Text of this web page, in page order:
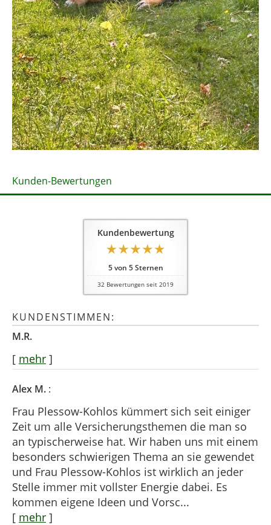
Kunden-Bewertungen
Kundenbewertung
5von 5Sternen
32 Bewertungen seit 2019
KUNDENSTIMMEN:
M.R.
[ mehr ]
Alex M. :
Frau Plessow-Kohlos kümmert sich seit einiger
Zeit um alle Versicherungsthemen die man so
an typischerweise hat. Wir haben uns mit einem
besonders schwierigen Thema an sie gewendet
und Frau Plessow-Kohlos ist wirklich an jeder
Stelle immer mit vollster Energie dabei. Es
kommen eigene Ideen und Vorsc...
[ mehr ]